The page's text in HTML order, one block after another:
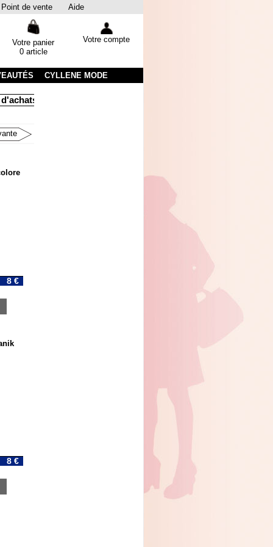
Point de vente Aide
Votre panier
0 article
Votre compte
CYLLENE MODE
Livraison sous 48 heures par colissimo avec suivi
8 €
8 €